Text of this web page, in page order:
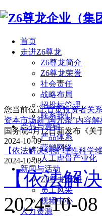
首页
走进Z6尊龙
Z6尊龙简介
Z6尊龙荣誉
社会责任
战略布局
招投标管理
联系我们
产品与营销
产品体系
营销网络
人工虎骨产业化
新闻与活动
Z6尊龙新闻
员工风采
视频中心
人力资源
您当前位置:首页投资者关系
资本市场新“国九条”内容解
国务院4月12日新发布《关
2024-10-09
【依法解决纠纷 理性科学
2024-10-08
【依法解
2024-10-08